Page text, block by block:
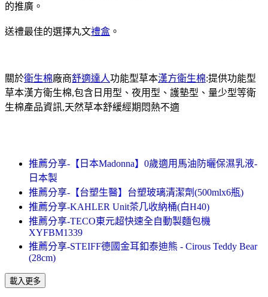
的推廣。
送禮最佳的選擇丸文禮盒 。
關於衛生棉廠商舒適達人功能型草本漢方衛生棉:提供功能型
草本漢方衛生棉,包含日用型、夜用型、護墊型、量少型等衛
生棉產品資訊,天然草本舒緩經期悶熱不適
推薦分享-【日本Madonna】0歲適用馬油防曬保濕乳液-
日本製
推薦分享-【台塑生醫】台塑玻璃清潔劑(500mlx6瓶)
推薦分享-KAHLER Unit茶几收納桶(白H40)
推薦分享-TECO東元超快速全自動製麵包機
XYFBM1339
推薦分享-STEIFF德國金耳釦泰迪熊 - Cirous Teddy Bear
(28cm)
載入更多